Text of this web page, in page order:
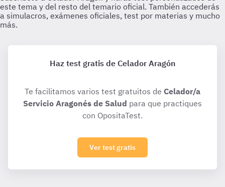
Haz test gratis de Celador Aragón
Te facilitamos varios test gratuitos de Celador/a
Servicio Aragonés de Salud para que practiques
con OpositaTest.
Ver test gratis